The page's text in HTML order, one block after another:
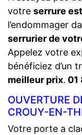
votre serrure
l’endommager
serrurier de
Appelez votre
bénéficiez d’un
meilleur prix. 01
OUVERTURE
CROUY-EN-
Votre porte a